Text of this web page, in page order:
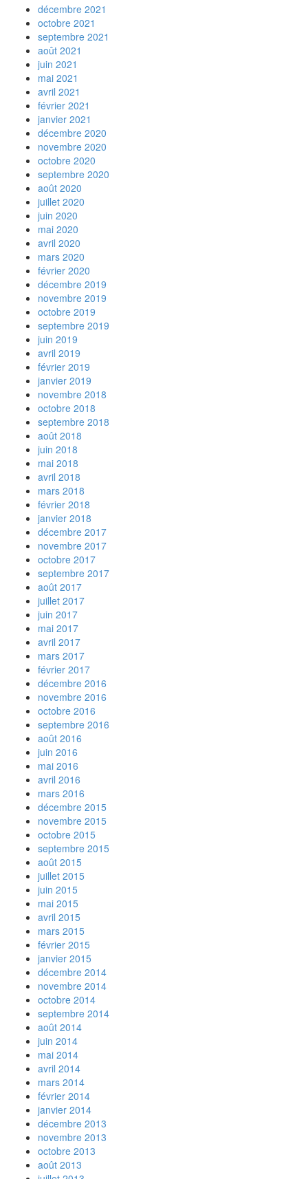
décembre 2021
octobre 2021
septembre 2021
août 2021
juin 2021
mai 2021
avril 2021
février 2021
janvier 2021
décembre 2020
novembre 2020
octobre 2020
septembre 2020
août 2020
juillet 2020
juin 2020
mai 2020
avril 2020
mars 2020
février 2020
décembre 2019
novembre 2019
octobre 2019
septembre 2019
juin 2019
avril 2019
février 2019
janvier 2019
novembre 2018
octobre 2018
septembre 2018
août 2018
juin 2018
mai 2018
avril 2018
mars 2018
février 2018
janvier 2018
décembre 2017
novembre 2017
octobre 2017
septembre 2017
août 2017
juillet 2017
juin 2017
mai 2017
avril 2017
mars 2017
février 2017
décembre 2016
novembre 2016
octobre 2016
septembre 2016
août 2016
juin 2016
mai 2016
avril 2016
mars 2016
décembre 2015
novembre 2015
octobre 2015
septembre 2015
août 2015
juillet 2015
juin 2015
mai 2015
avril 2015
mars 2015
février 2015
janvier 2015
décembre 2014
novembre 2014
octobre 2014
septembre 2014
août 2014
juin 2014
mai 2014
avril 2014
mars 2014
février 2014
janvier 2014
décembre 2013
novembre 2013
octobre 2013
août 2013